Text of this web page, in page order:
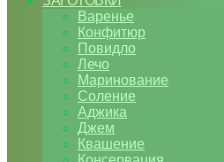
Варенье
Конфитюр
Повидло
Лечо
Маринование
Соление
Аджика
Джем
Квашение